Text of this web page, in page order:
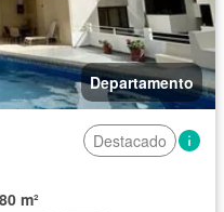
Departamento
Destacado
80 m²